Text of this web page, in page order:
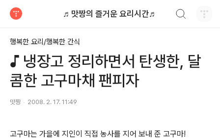
♬맛짱의 즐거운 요리시간♬
행복한 요리/행복한 간식
♪ 냉장고 정리하면서 탄생한, 달
콤한 고구마채 팬피자
맛짱 2008. 2. 17. 11:49
고구마는 가을에 지인이 직접 농사를 지어 보내 준 고구마!